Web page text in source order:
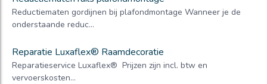
Reductiematen gordijnen bij plafondmontage Wanneer je de
onderstaande reduc...
Reparatie Luxaflex® Raamdecoratie
Reparatieservice Luxaflex® Prijzen zijn incl. btw en
vervoerskosten...